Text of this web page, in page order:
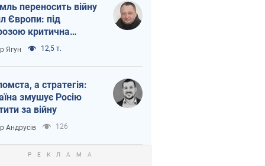
переносить війну
Європи: під
критична
Ягун 12,5 т.
а стратегія:
змушує Росію
за війну
Андрусів 126